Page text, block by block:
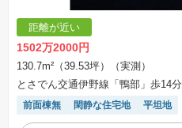
距離が近い
1502万2000円
130.7m²（39.53坪）（実測）
とさでん交通伊野線「鴨部」歩14分
前面棟無 閑静な住宅地 平坦地